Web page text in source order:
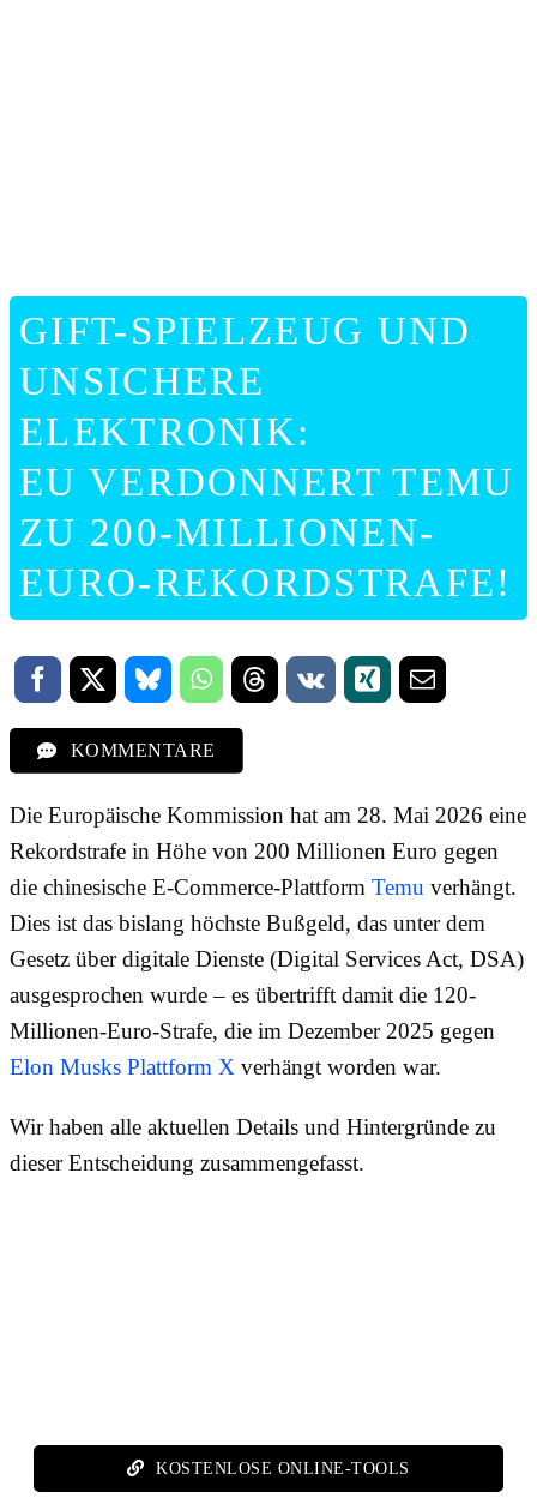
GIFT-SPIELZEUG UND
UNSICHERE
ELEKTRONIK:
EU VERDONNERT TEMU
ZU 200-MILLIONEN-
EURO-REKORDSTRAFE!
KOMMENTARE
Die Europäische Kommission hat am 28. Mai 2026 eine
Rekordstrafe in Höhe von 200 Millionen Euro gegen
die chinesische E-Commerce-Plattform Temu verhängt.
Dies ist das bislang höchste Bußgeld, das unter dem
Gesetz über digitale Dienste (Digital Services Act, DSA)
ausgesprochen wurde – es übertrifft damit die 120-
Millionen-Euro-Strafe, die im Dezember 2025 gegen
Elon Musks Plattform X verhängt worden war.
Wir haben alle aktuellen Details und Hintergründe zu
dieser Entscheidung zusammengefasst.
KOSTENLOSE ONLINE-TOOLS